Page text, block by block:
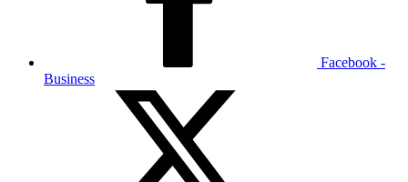
Facebook -
Business